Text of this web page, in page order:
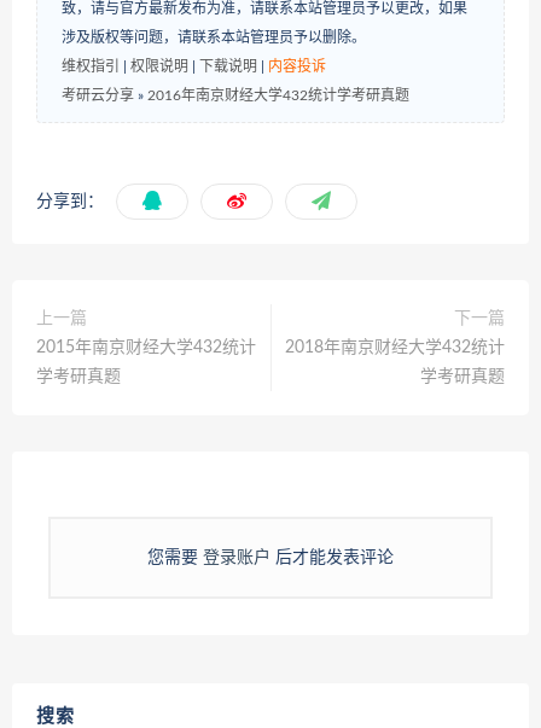
致，请与官方最新发布为准，请联系本站管理员予以更改，如果
涉及版权等问题，请联系本站管理员予以删除。
维权指引
权限说明 下载说明
内容投诉
考研云分享 » 2016年南京财经大学432统计学考研真题
分享到：
上一篇
2015年南京财经大学432统计
学考研真题
下一篇
2018年南京财经大学432统计
学考研真题
您需要 登录账户 后才能发表评论
搜索